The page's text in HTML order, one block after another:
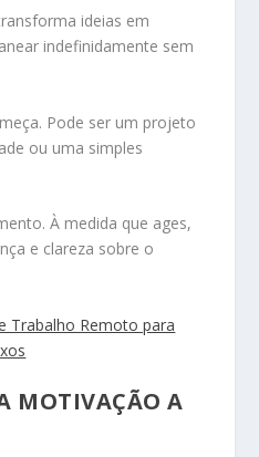
ideias em
indefinidamente sem
Pode ser um projeto
ou uma simples
À medida que ages,
e clareza sobre o
Trabalho Remoto para
MOTIVAÇÃO A